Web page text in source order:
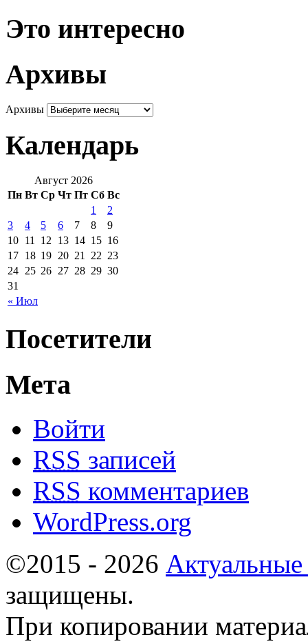
Это интересно
Архивы
Архивы
Календарь
Август 2026
Пн Вт Ср Чт Пт Сб Вс
« Июл
1
2
3
4 5 6 7 8
9
10 11 12 13 14 15 16
17 18 19 20 21 22 23
24 25 26 27 28 29 30
31
Посетители
Мета
Войти
RSS записей
RSS комментариев
WordPress.org
©2015 - 2026
защищены.
При копировании